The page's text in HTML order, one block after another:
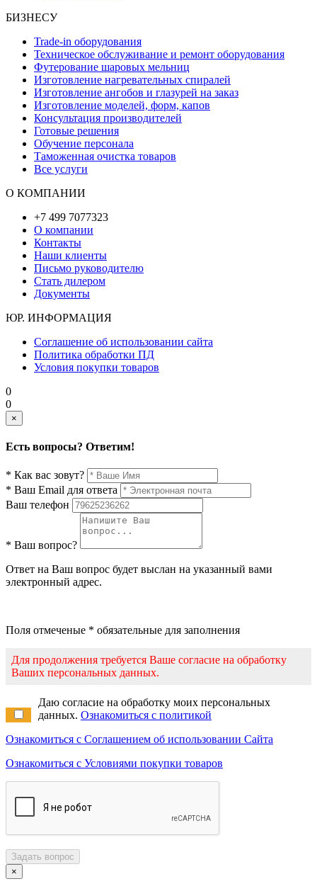
БИЗНЕСУ
Trade-in оборудования
Техническое обслуживание и ремонт оборудования
Футерование шаровых мельниц
Изготовление нагревательных спиралей
Изготовление ангобов и глазурей на заказ
Изготовление моделей, форм, капов
Консультация производителей
Готовые решения
Обучение персонала
Таможенная очистка товаров
Все услуги
О КОМПАНИИ
+7 499 7077323
О компании
Контакты
Наши клиенты
Письмо руководителю
Стать дилером
Документы
ЮР. ИНФОРМАЦИЯ
Соглашение об использовании сайта
Политика обработки ПД
Условия покупки товаров
0
0
×
Есть вопросы? Ответим!
* Как вас зовут?
* Ваш Email для ответа
Ваш телефон
* Ваш вопрос?
Ответ на Ваш вопрос будет выслан на указанный вами
электронный адрес.
Поля отмеченые * обязательные для заполнения
Для продолжения требуется Ваше согласие на обработку
Ваших персональных данных.
Даю согласие на обработку моих персональных
данных. Ознакомиться с политикой
Ознакомиться с Соглашением об использовании Сайта
Ознакомиться с Условиями покупки товаров
Задать вопрос
×